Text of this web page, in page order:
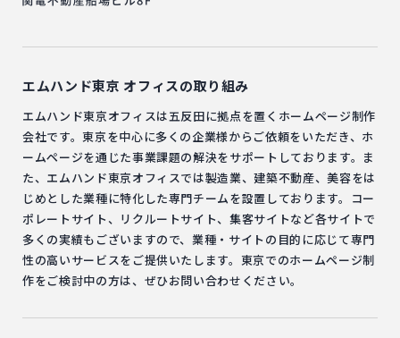
エムハンド東京 オフィスの取り組み
エムハンド東京オフィスは五反田に拠点を置くホームページ制作
会社です。東京を中心に多くの企業様からご依頼をいただき、ホ
ームページを通じた事業課題の解決をサポートしております。ま
た、エムハンド東京オフィスでは製造業、建築不動産、美容をは
じめとした業種に特化した専門チームを設置しております。コー
ポレートサイト、リクルートサイト、集客サイトなど各サイトで
多くの実績もございますので、業種・サイトの目的に応じて専門
性の高いサービスをご提供いたします。東京でのホームページ制
作をご検討中の方は、ぜひお問い合わせください。